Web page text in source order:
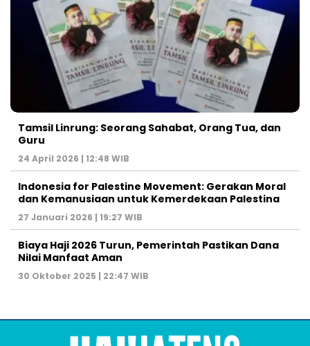
Tamsil Linrung: Seorang Sahabat, Orang Tua, dan
Guru
24 April 2026 | 12:48 WIB
Indonesia for Palestine Movement: Gerakan Moral
dan Kemanusiaan untuk Kemerdekaan Palestina
27 Januari 2026 | 19:27 WIB
Biaya Haji 2026 Turun, Pemerintah Pastikan Dana
Nilai Manfaat Aman
30 Oktober 2025 | 22:47 WIB